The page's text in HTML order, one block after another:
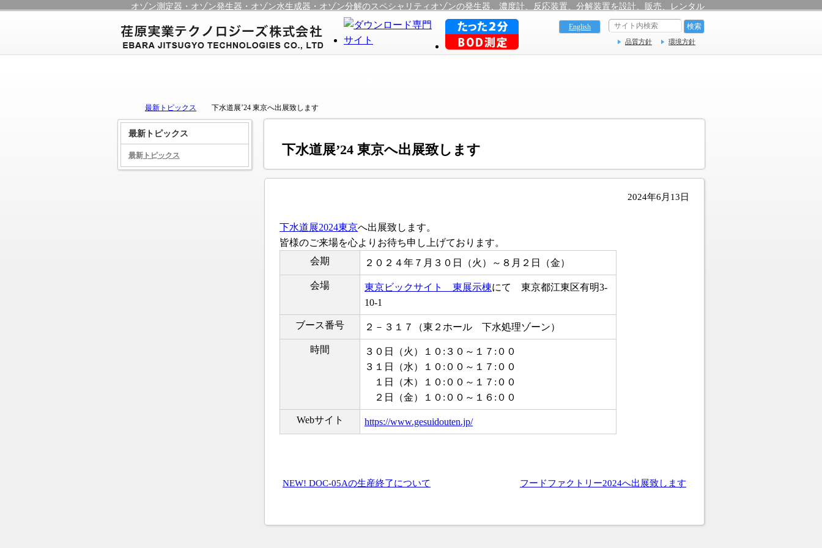
オゾン測定器・オゾン発生器・オゾン水生成器・オゾン分解のスペシャリティオゾンの発生器、濃度計、反応装置、分解装置を設計、販売、レンタル
English
環境方針
品質方針
最新トピックス 下水道展’24 東京へ出展致します
下水道展’24 東京へ出展致します
2024年6月13日
下水道展2024東京へ出展致します。
皆様のご来場を心よりお待ち申し上げております。
会期
２０２４年７月３０日（火）～８月２日（金）
会場 東京ビックサイト 東展示棟にて 東京都江東区有明3-
10-1
ブース番号 ２－３１７（東２ホール 下水処理ゾーン）
時間
３０日（火）１０:３０～１７:００
３１日（水）１０:００～１７:００
１日（木）１０:００～１７:００
２日（金）１０:００～１６:００
Webサイト https://www.gesuidouten.jp/
NEW! DOC-05Aの生産終了について フードファクトリー2024へ出展致します
最新トピックス
最新トピックス